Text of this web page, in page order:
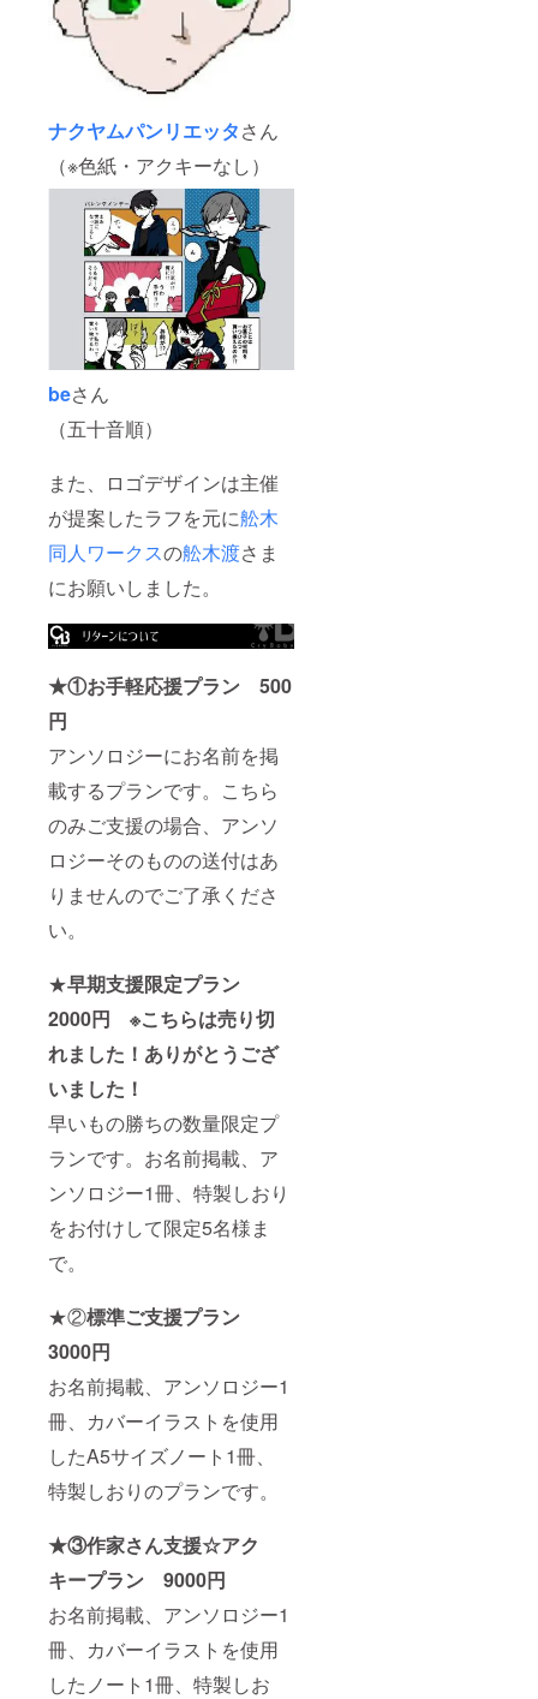
ナクヤムパンリエッタさん
（※色紙・アクキーなし）
beさん
（五十音順）
また、ロゴデザインは主催
が提案したラフを元に舩木
同人ワークスの舩木渡さま
にお願いしました。
★①お手軽応援プラン
500
円
アンソロジーにお名前を掲
載するプランです。こちら
のみご支援の場合、アンソ
ロジーそのものの送付はあ
りませんのでご了承くださ
い。
★早期支援限定プラン
2000円 ※こちらは売り切
れました！ありがとうござ
いました！
早いもの勝ちの数量限定プ
ランです。お名前掲載、ア
ンソロジー1冊、特製しおり
をお付けして限定5名様ま
で。
★②標準ご支援プラン
3000円
お名前掲載、アンソロジー1
冊、カバーイラストを使用
したA5サイズノート1冊、
特製しおりのプランです。
★③作家さん支援☆アク
キープラン 9000円
お名前掲載、アンソロジー1
冊、カバーイラストを使用
したノート1冊、特製しお